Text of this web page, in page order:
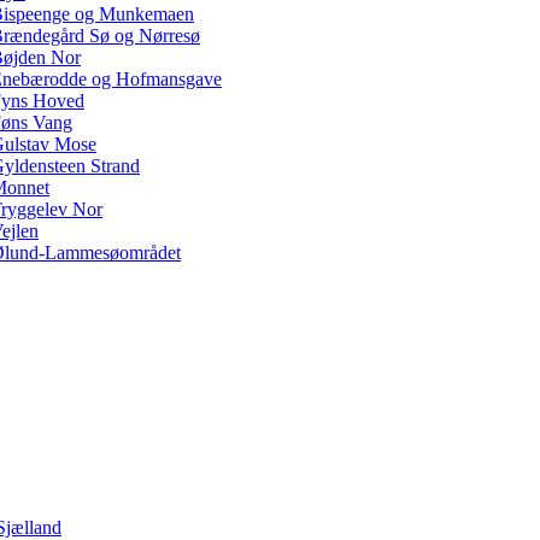
og Munkemaen
Sø og Nørresø
Nor
og Hofmansgave
Hoved
Vang
Mose
Strand
Nor
Lammesøområdet